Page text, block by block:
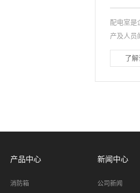
配电室是
产及人员
了
产品中心
消防箱
新闻中心
公司新闻